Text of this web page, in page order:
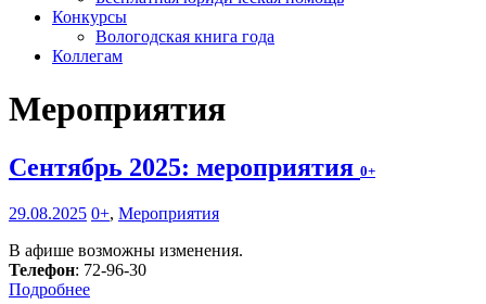
Конкурсы
Вологодская книга года
Коллегам
Мероприятия
Сентябрь 2025: мероприятия 0+
29.08.2025 0+, Мероприятия
В афише возможны изменения.
Телефон: 72-96-30
Подробнее